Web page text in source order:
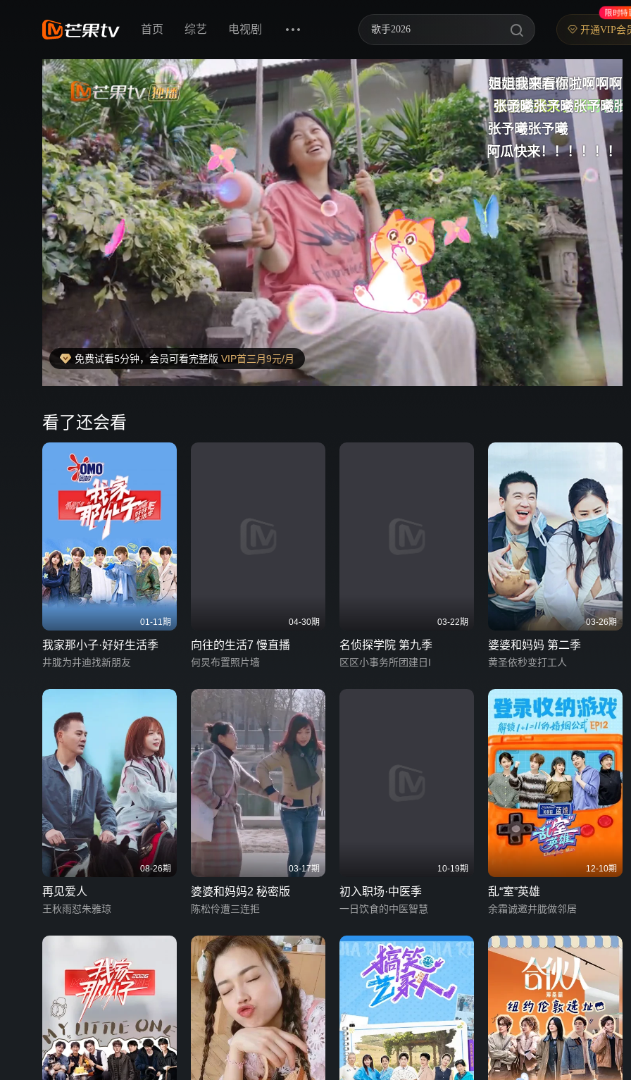
首页 综艺 电视剧 歌手2026
乘风2026
中餐厅·南洋拾光季
快乐老家
忙忙碌碌寻宝藏2
妻子的浪漫旅行2026
我们的宿舍·归心季
克制升温
爸爸当家 第五季
你好，星期六
开通VIP会
限时特
予曦我来啦
予曦宝宝来啦！
张予曦啊啊啊，啊啊啊啊啊
姐姐我来看你啦
我爱看张予曦
孙怡好美
予曦我来了
张予曦
张予曦我来了啊啊啊啊啊啊
张予曦张予曦张予曦张予曦
张予曦
张予曦张予曦
豹豹猫猫我来了
阿瓜快来！！！！！！
张予曦
免费试看5分钟，会员可看完整版 VIP首三月9元/月
看了还会看
01-11期
我家那小子·好好生活季
井胧为井迪找新朋友
04-30期
向往的生活7 慢直播
何炅布置照片墙
03-22期
名侦探学院 第九季
区区小事务所团建日I
03-26期
婆婆和妈妈 第二季
黄圣依秒变打工人
08-26期
再见爱人
王秋雨怼朱雅琼
03-17期
婆婆和妈妈2 秘密版
陈松伶遭三连拒
10-19期
初入职场·中医季
一日饮食的中医智慧
12-10期
乱“室”英雄
余霜诚邀井胧做邻居